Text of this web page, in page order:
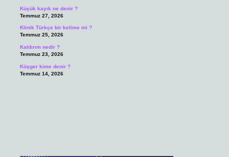
Küçük kayık ne denir ?
Temmuz 27, 2026
Klinik Türkçe bir kelime mi ?
Temmuz 25, 2026
Kaldırım nedir ?
Temmuz 23, 2026
Köşger kime denir ?
Temmuz 14, 2026